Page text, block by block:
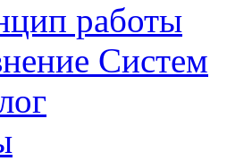
работы
Систем